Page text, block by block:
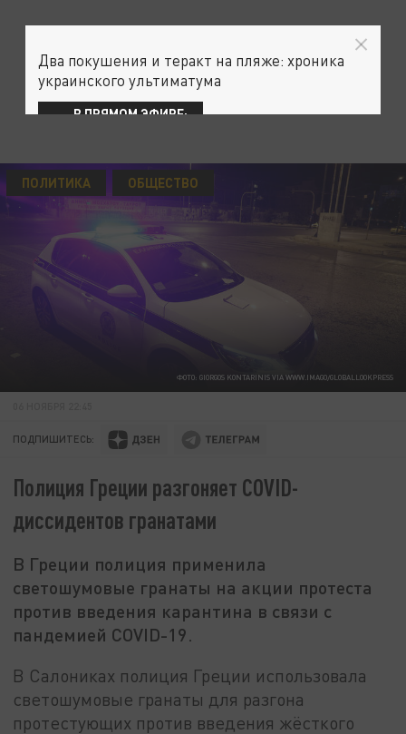
ФОТО: GIORGOS KONTARINIS VIA WWW.IMAGO/GLOBALLOOKPRESS
ПОЛИТИКА ОБЩЕСТВО
ПОДПИШИТЕСЬ:
Полиция Греции разгоняет COVID-
диссидентов гранатами
В Греции полиция применила
светошумовые гранаты на акции протеста
против введения карантина в связи с
пандемией COVID-19.
В Салониках полиция Греции использовала
светошумовые гранаты для разгона
протестующих против введения жёсткого
Два покушения и теракт на пляже: хроника
украинского ультиматума
В ПРЯМОМ ЭФИРЕ: